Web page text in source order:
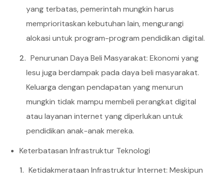
yang terbatas, pemerintah mungkin harus
memprioritaskan kebutuhan lain, mengurangi
alokasi untuk program-program pendidikan digital.
Penurunan Daya Beli Masyarakat: Ekonomi yang
lesu juga berdampak pada daya beli masyarakat.
Keluarga dengan pendapatan yang menurun
mungkin tidak mampu membeli perangkat digital
atau layanan internet yang diperlukan untuk
pendidikan anak-anak mereka.
Keterbatasan Infrastruktur Teknologi
Ketidakmerataan Infrastruktur Internet: Meskipun